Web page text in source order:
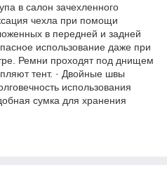
в салон зачехленного
чехла при помощи
в передней и задней
использование даже при
Ремни проходят под днищем
тент. · Двойные швы
использования
сумка для хранения